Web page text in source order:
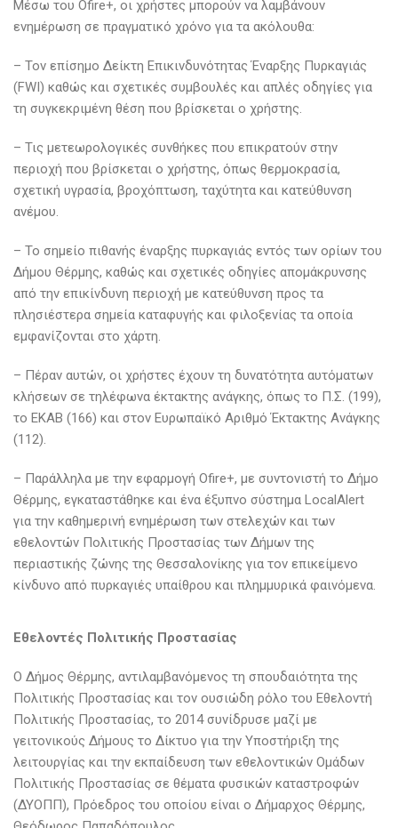
Μέσω του Ofire+, οι χρήστες μπορούν να λαμβάνουν
ενημέρωση σε πραγματικό χρόνο για τα ακόλουθα:
– Τον επίσημο Δείκτη Επικινδυνότητας Έναρξης Πυρκαγιάς
(FWI) καθώς και σχετικές συμβουλές και απλές οδηγίες για
τη συγκεκριμένη θέση που βρίσκεται ο χρήστης.
– Τις μετεωρολογικές συνθήκες που επικρατούν στην
περιοχή που βρίσκεται ο χρήστης, όπως θερμοκρασία,
σχετική υγρασία, βροχόπτωση, ταχύτητα και κατεύθυνση
ανέμου.
– Το σημείο πιθανής έναρξης πυρκαγιάς εντός των ορίων του
Δήμου Θέρμης, καθώς και σχετικές οδηγίες απομάκρυνσης
από την επικίνδυνη περιοχή με κατεύθυνση προς τα
πλησιέστερα σημεία καταφυγής και φιλοξενίας τα οποία
εμφανίζονται στο χάρτη.
– Πέραν αυτών, οι χρήστες έχουν τη δυνατότητα αυτόματων
κλήσεων σε τηλέφωνα έκτακτης ανάγκης, όπως το Π.Σ. (199),
το ΕΚΑΒ (166) και στον Ευρωπαϊκό Αριθμό Έκτακτης Ανάγκης
(112).
– Παράλληλα με την εφαρμογή Ofire+, με συντονιστή το Δήμο
Θέρμης, εγκαταστάθηκε και ένα έξυπνο σύστημα LocalAlert
για την καθημερινή ενημέρωση των στελεχών και των
εθελοντών Πολιτικής Προστασίας των Δήμων της
περιαστικής ζώνης της Θεσσαλονίκης για τον επικείμενο
κίνδυνο από πυρκαγιές υπαίθρου και πλημμυρικά φαινόμενα.
Εθελοντές Πολιτικής Προστασίας
Ο Δήμος Θέρμης, αντιλαμβανόμενος τη σπουδαιότητα της
Πολιτικής Προστασίας και τον ουσιώδη ρόλο του Εθελοντή
Πολιτικής Προστασίας, τo 2014 συνίδρυσε μαζί με
γειτονικούς Δήμους το Δίκτυο για την Υποστήριξη της
λειτουργίας και την εκπαίδευση των εθελοντικών Ομάδων
Πολιτικής Προστασίας σε θέματα φυσικών καταστροφών
(ΔΥΟΠΠ), Πρόεδρος του οποίου είναι ο Δήμαρχος Θέρμης,